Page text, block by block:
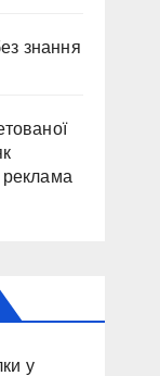
знання
реклама
у